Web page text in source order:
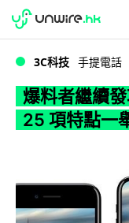
WWDC 2026
3C科技 手提電話
爆料者繼續
25 項特點一